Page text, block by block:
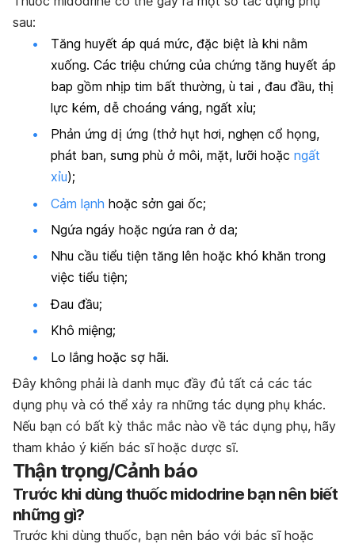
sau:
Tăng huyết áp quá mức, đặc biệt là khi nằm
xuống. Các triệu chứng của chứng tăng huyết áp
bap gồm nhịp tim bất thường, ù tai , đau đầu, thị
lực kém, dễ choáng váng, ngất xỉu;
Phản ứng dị ứng (thở hụt hơi, nghẹn cổ họng,
phát ban, sưng phù ở môi, mặt, lưỡi hoặc ngất
xỉu);
Cảm lạnh hoặc sởn gai ốc;
Ngứa ngáy hoặc ngứa ran ở da;
Nhu cầu tiểu tiện tăng lên hoặc khó khăn trong
việc tiểu tiện;
Đau đầu;
Khô miệng;
Lo lắng hoặc sợ hãi.
Đây không phải là danh mục đầy đủ tất cả các tác
dụng phụ và có thể xảy ra những tác dụng phụ khác.
Nếu bạn có bất kỳ thắc mắc nào về tác dụng phụ, hãy
tham khảo ý kiến bác sĩ hoặc dược sĩ.
Thận trọng/Cảnh báo
Trước khi dùng thuốc midodrine bạn nên biết
những gì?
Trước khi dùng thuốc, bạn nên báo với bác sĩ hoặc